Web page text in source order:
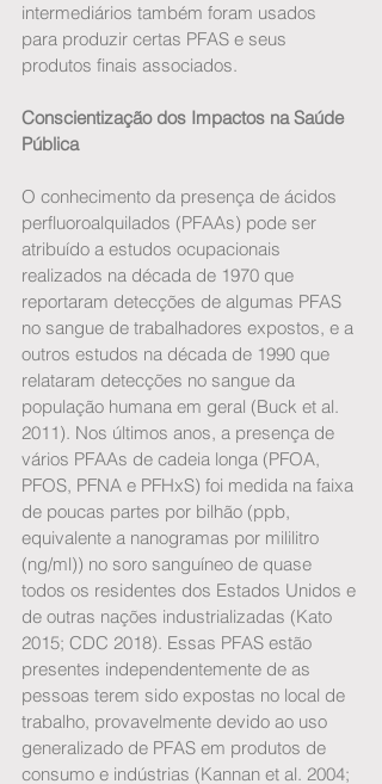
intermediários também foram usados
para produzir certas PFAS e seus
produtos finais associados.
Conscientização dos Impactos na Saúde
Pública
O conhecimento da presença de ácidos
perfluoroalquilados (PFAAs) pode ser
atribuído a estudos ocupacionais
realizados na década de 1970 que
reportaram detecções de algumas PFAS
no sangue de trabalhadores expostos, e a
outros estudos na década de 1990 que
relataram detecções no sangue da
população humana em geral (Buck et al.
2011). Nos últimos anos, a presença de
vários PFAAs de cadeia longa (PFOA,
PFOS, PFNA e PFHxS) foi medida na faixa
de poucas partes por bilhão (ppb,
equivalente a nanogramas por mililitro
(ng/ml)) no soro sanguíneo de quase
todos os residentes dos Estados Unidos e
de outras nações industrializadas (Kato
2015; CDC 2018). Essas PFAS estão
presentes independentemente de as
pessoas terem sido expostas no local de
trabalho, provavelmente devido ao uso
generalizado de PFAS em produtos de
consumo e indústrias (Kannan et al. 2004;